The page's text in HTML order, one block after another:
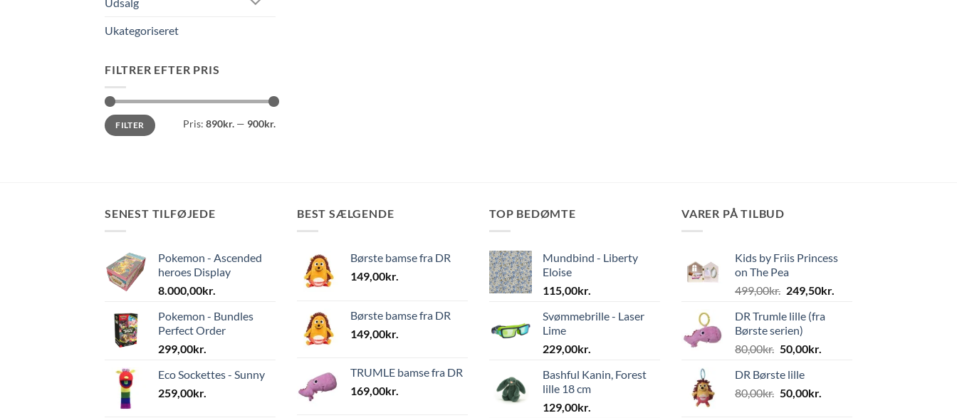
Ukategoriseret
FILTRER EFTER PRIS
Mindste
pris
Højeste
prisFILTER Pris: 890kr. — 900kr.
SENEST TILFØJEDE
Pokemon - Ascended
heroes Display
8.000,00kr.
Pokemon - Bundles
Perfect Order
299,00kr.
Eco Sockettes - Sunny
259,00kr.
BEST SÆLGENDE
Børste bamse fra DR
149,00kr.
Børste bamse fra DR
149,00kr.
TRUMLE bamse fra DR
169,00kr.
TOP BEDØMTE
Mundbind - Liberty
Eloise
115,00kr.
Svømmebrille - Laser
Lime
229,00kr.
Bashful Kanin, Forest
lille 18 cm
129,00kr.
VARER PÅ TILBUD
Kids by Friis Princess
on The Pea
499,00kr. Den
pris
var:
499,00kr..
249,50kr.
DR Trumle lille (fra
Børste serien)
80,00kr. Den
pris
var:
50,00kr.
er:
DR Børste lille
80,00kr. Den
50,00kr.